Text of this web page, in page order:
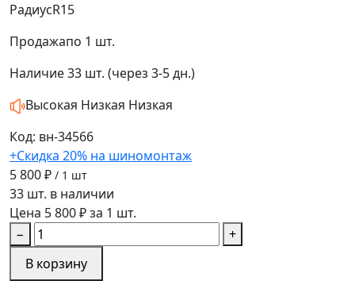
РадиусR15
Продажапо 1 шт.
Наличие33 шт. (через 3-5 дн.)
Высокая Низкая Низкая
Код: вн-34566
+Скидка 20% на шиномонтаж
5 800 ₽ / 1 шт
33 шт. в наличии
Цена 5 800 ₽ за 1 шт.
−
+
В корзину